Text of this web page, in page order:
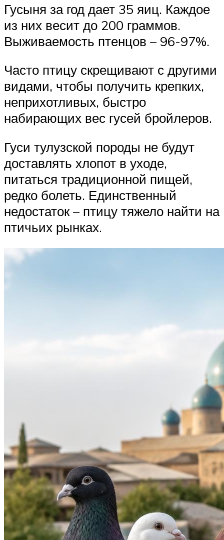
Гусыня за год дает 35 яиц. Каждое
из них весит до 200 граммов.
Выживаемость птенцов – 96-97%.
Часто птицу скрещивают с другими
видами, чтобы получить крепких,
неприхотливых, быстро
набирающих вес гусей бройлеров.
Гуси тулузской породы не будут
доставлять хлопот в уходе,
питаться традиционной пищей,
редко болеть. Единственный
недостаток – птицу тяжело найти на
птичьих рынках.